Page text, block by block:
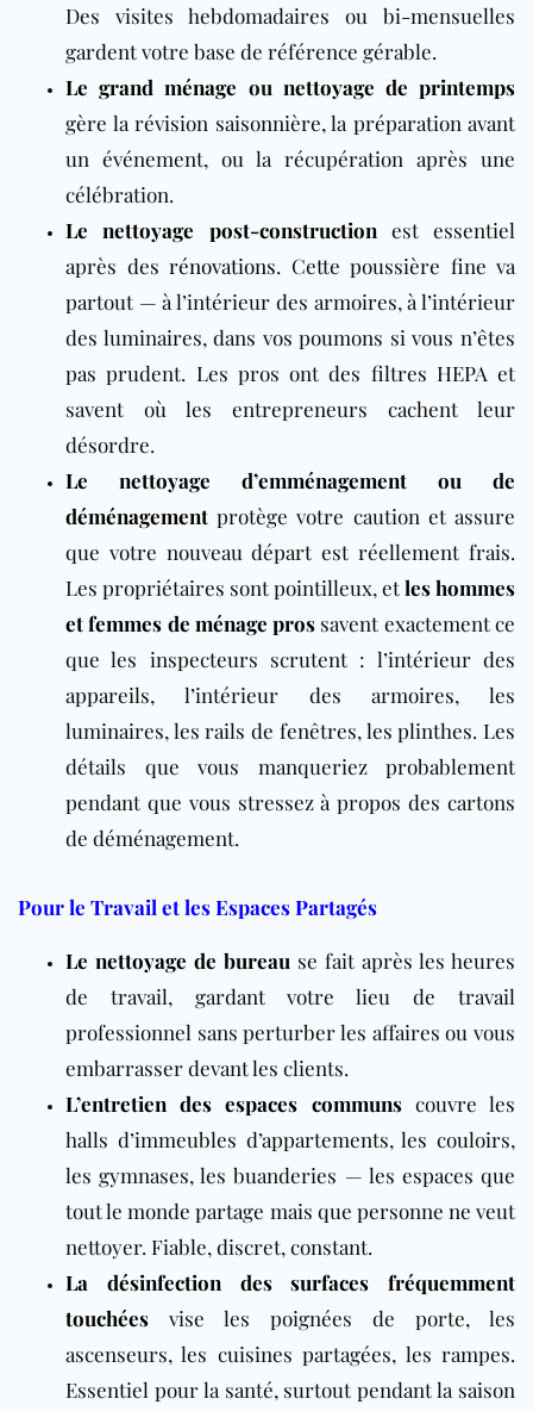
Des visites hebdomadaires ou bi-mensuelles
gardent votre base de référence gérable.
Le grand ménage ou nettoyage de printemps
gère la révision saisonnière, la préparation avant
un événement, ou la récupération après une
célébration.
Le nettoyage post-constructionest essentiel
après des rénovations. Cette poussière fine va
partout — à l’intérieur des armoires, à l’intérieur
des luminaires, dans vos poumons si vous n’êtes
pas prudent. Les pros ont des filtres HEPA et
savent où les entrepreneurs cachent leur
désordre.
Le nettoyage d’emménagement ou de
déménagement protège votre caution et assure
que votre nouveau départ est réellement frais.
Les propriétaires sont pointilleux, etles hommes
et femmes de ménage pros savent exactement ce
que les inspecteurs scrutent : l’intérieur des
appareils, l’intérieur des armoires, les
luminaires, les rails de fenêtres, les plinthes. Les
détails que vous manqueriez probablement
pendant que vous stressez à propos des cartons
de déménagement.
Pour le Travail et les Espaces Partagés
Le nettoyage de bureau se fait après les heures
de travail, gardant votre lieu de travail
professionnel sans perturber les affaires ou vous
embarrasser devant les clients.
L’entretien des espaces communscouvre les
halls d’immeubles d’appartements, les couloirs,
les gymnases, les buanderies — les espaces que
tout le monde partage mais que personne ne veut
nettoyer. Fiable, discret, constant.
La désinfection des surfaces fréquemment
touchées vise les poignées de porte, les
ascenseurs, les cuisines partagées, les rampes.
Essentiel pour la santé, surtout pendant la saison